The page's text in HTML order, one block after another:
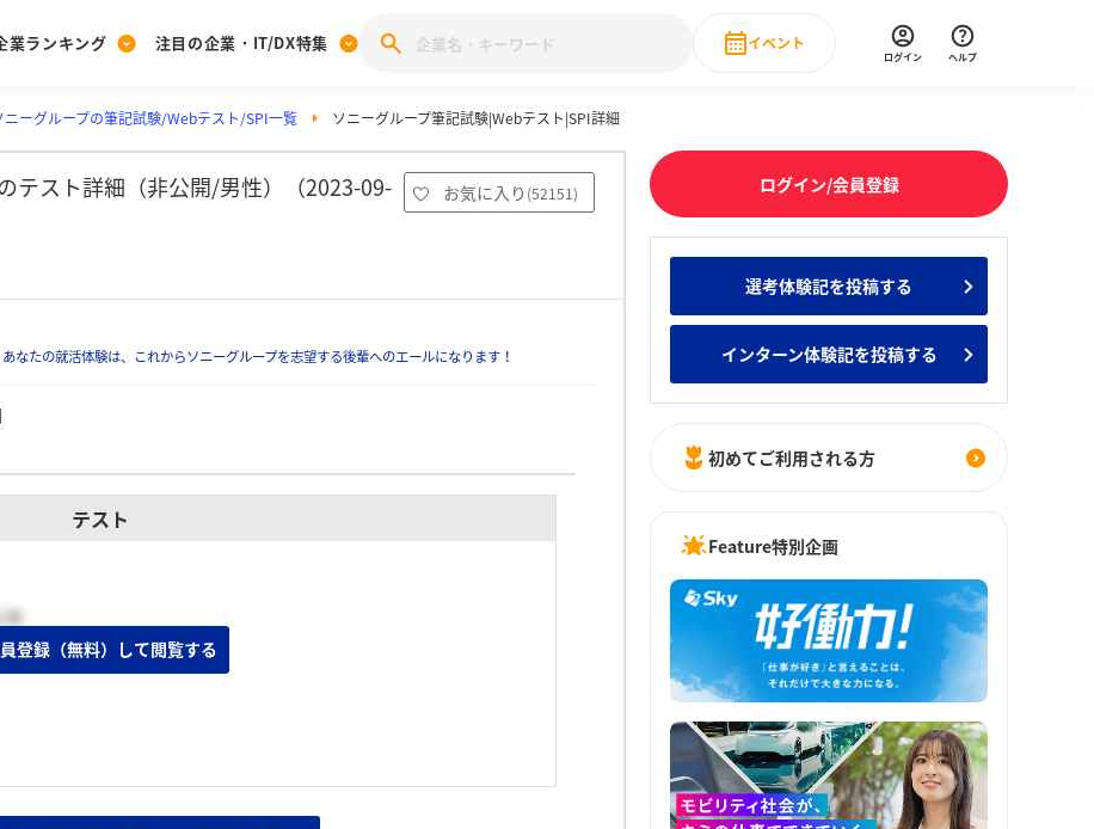
[27卒] 本選考体験記投稿キャンペーン
業ランキング
みんなのDX企業就職ブランド調査
みんなの新卒就職人気企業ランキング みんなのインターン人気企業ランキ
注目の企業・IT/DX特集
注目の企業特集
28卒 IT・DX現場社員インタビュー
企業研究
イベント
直近のイベント一覧
ログイン ヘルプ
ニーグループの筆記試験/Webテスト/SPI一覧 ソニーグループ筆記試験|Webテスト|SPI詳細
テスト詳細（非公開/男性）（2023-09-
お気に入り (52151)
なたの就活体験は、これからソニーグループを志望する後輩へのエールになります！
テスト
登録（無料）して閲覧する
ログイン/会員登録
選考体験記を投稿する
インターン体験記を投稿する
初めてご利用される方
Feature特別企画